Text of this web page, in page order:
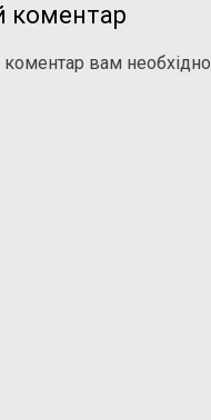
коментар
вам необхідно